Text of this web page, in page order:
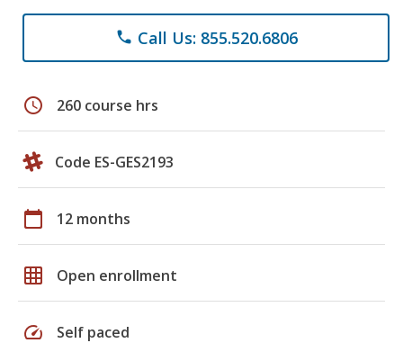
phone Call Us: 855.520.6806
schedule 260 course hrs
Code ES-GES2193
calendar_today 12 months
grid_on Open enrollment
speed Self paced